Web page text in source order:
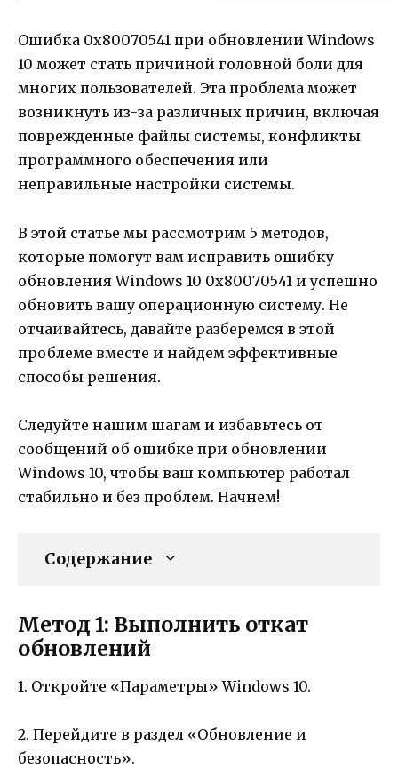
Ошибка 0x80070541 при обновлении Windows
10 может стать причиной головной боли для
многих пользователей. Эта проблема может
возникнуть из-за различных причин, включая
поврежденные файлы системы, конфликты
программного обеспечения или
неправильные настройки системы.
В этой статье мы рассмотрим 5 методов,
которые помогут вам исправить ошибку
обновления Windows 10 0x80070541 и успешно
обновить вашу операционную систему. Не
отчаивайтесь, давайте разберемся в этой
проблеме вместе и найдем эффективные
способы решения.
Следуйте нашим шагам и избавьтесь от
сообщений об ошибке при обновлении
Windows 10, чтобы ваш компьютер работал
стабильно и без проблем. Начнем!
Содержание
Метод 1: Выполнить откат
обновлений
1. Откройте «Параметры» Windows 10.
2. Перейдите в раздел «Обновление и
безопасность».